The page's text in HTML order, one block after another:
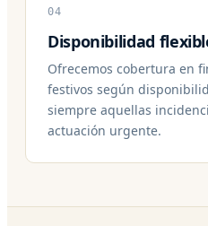
04
Disponibilidad
Ofrecemos cobertura en
festivos según
siempre aquellas
actuación urgente.